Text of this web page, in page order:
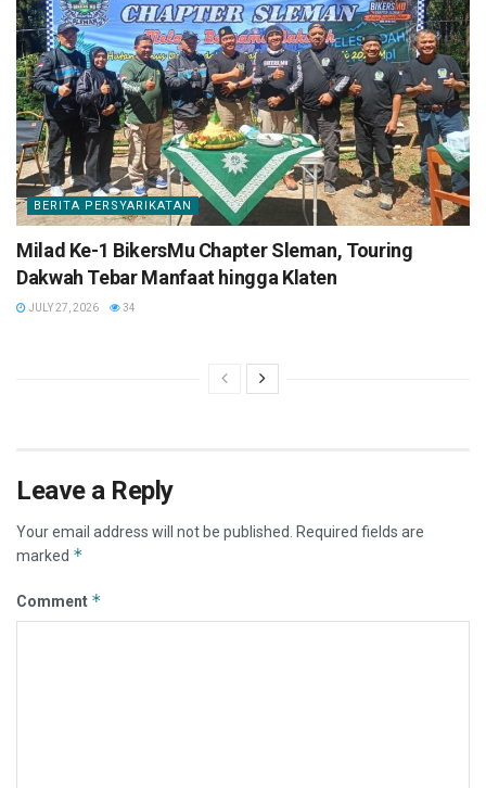
BERITA PERSYARIKATAN
Milad Ke-1 BikersMu Chapter Sleman, Touring
Dakwah Tebar Manfaat hingga Klaten
JULY 27, 2026 34
Leave a Reply
Your email address will not be published. Required fields are
marked *
Comment *